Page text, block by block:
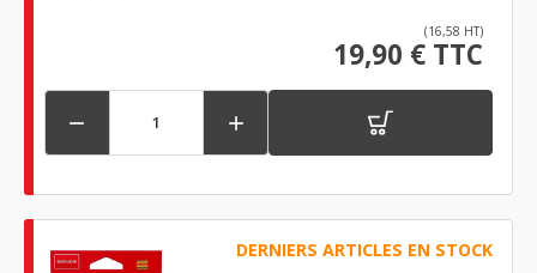
(16,58 HT)
19,90 € TTC
 
DERNIERS ARTICLES EN STOCK